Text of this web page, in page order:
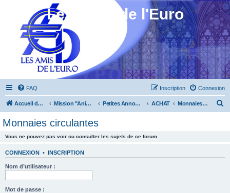
Les Amis de l'Euro
FAQ Connexion
Inscription
Accueil du forum Mission "Animation" Petites Annonces ACHAT Monnaies circulantes
Monnaies circulantes
Vous ne pouvez pas voir ou consulter les sujets de ce forum.
CONNEXION • INSCRIPTION
Nom d’utilisateur :
Mot de passe :